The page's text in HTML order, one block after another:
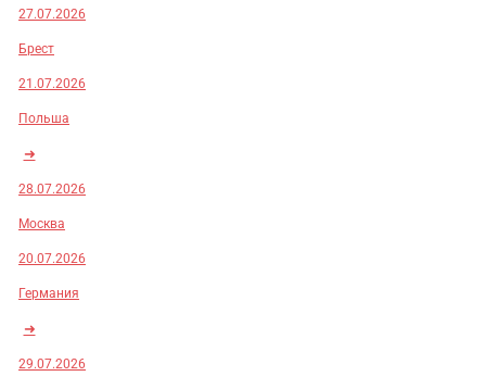
27.07.2026
Брест
21.07.2026
Польша
➜
28.07.2026
Москва
20.07.2026
Германия
➜
29.07.2026